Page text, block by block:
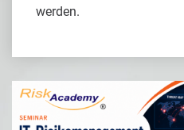
werden.